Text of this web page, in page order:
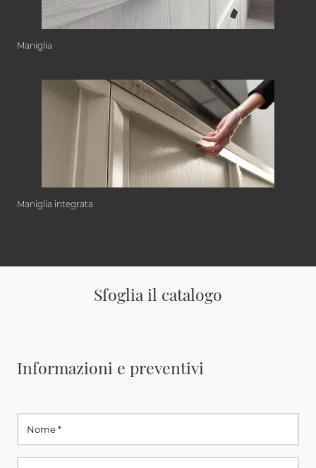
Maniglia
Maniglia integrata
Sfoglia il catalogo
Informazioni e preventivi